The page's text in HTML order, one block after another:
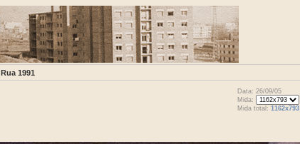
Rua 1991
Data: 26/09/05
Mida:
Mida total: 1162x793